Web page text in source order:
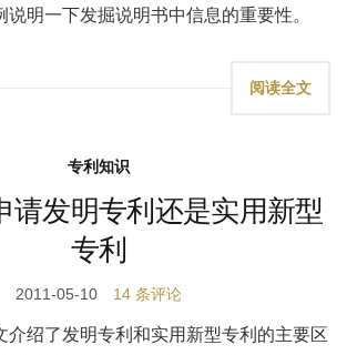
明一下发掘说明书中信息的重要性。
阅读全文
专利知识
请发明专利还是实用新型
专利
2011-05-10 14 条评论
介绍了发明专利和实用新型专利的主要区